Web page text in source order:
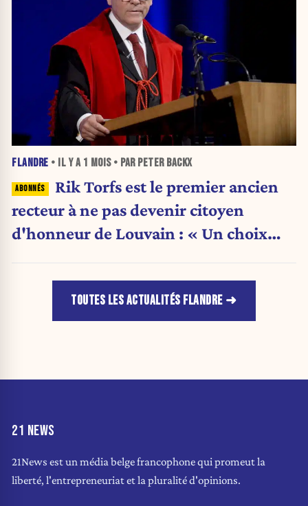
FLANDRE • IL Y A 1 MOIS• PAR PETER BACKX
Rik Torfs est le premier ancien
recteur à ne pas devenir citoyen
d'honneur de Louvain : « Un choix
TOUTES LES ACTUALITÉS FLANDRE
21 NEWS
21News est un média belge francophone qui promeut la
liberté, l'entrepreneuriat et la pluralité d'opinions.